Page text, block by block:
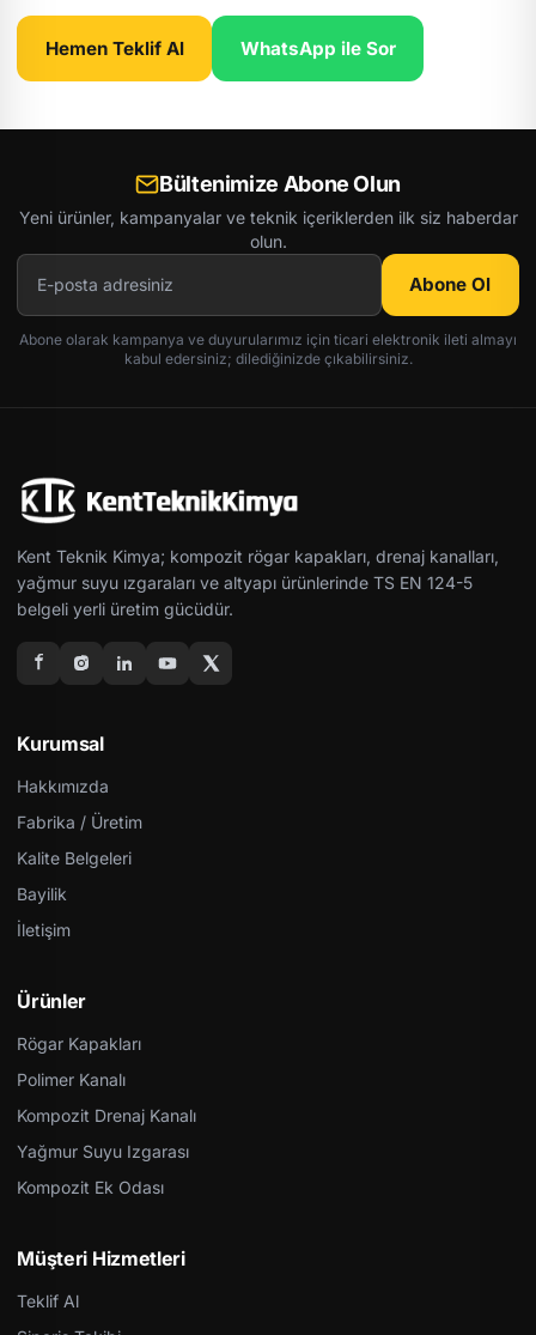
Hemen Teklif Al WhatsApp ile Sor
Bültenimize Abone Olun
Yeni ürünler, kampanyalar ve teknik içeriklerden ilk siz haberdar
olun.
Abone Ol
Abone olarak kampanya ve duyurularımız için ticari elektronik ileti almayı
kabul edersiniz; dilediğinizde çıkabilirsiniz.
Kent Teknik Kimya; kompozit rögar kapakları, drenaj kanalları,
yağmur suyu ızgaraları ve altyapı ürünlerinde TS EN 124-5
belgeli yerli üretim gücüdür.
Kurumsal
Hakkımızda
Fabrika / Üretim
Kalite Belgeleri
Bayilik
İletişim
Ürünler
Rögar Kapakları
Polimer Kanalı
Kompozit Drenaj Kanalı
Yağmur Suyu Izgarası
Kompozit Ek Odası
Müşteri Hizmetleri
Teklif Al